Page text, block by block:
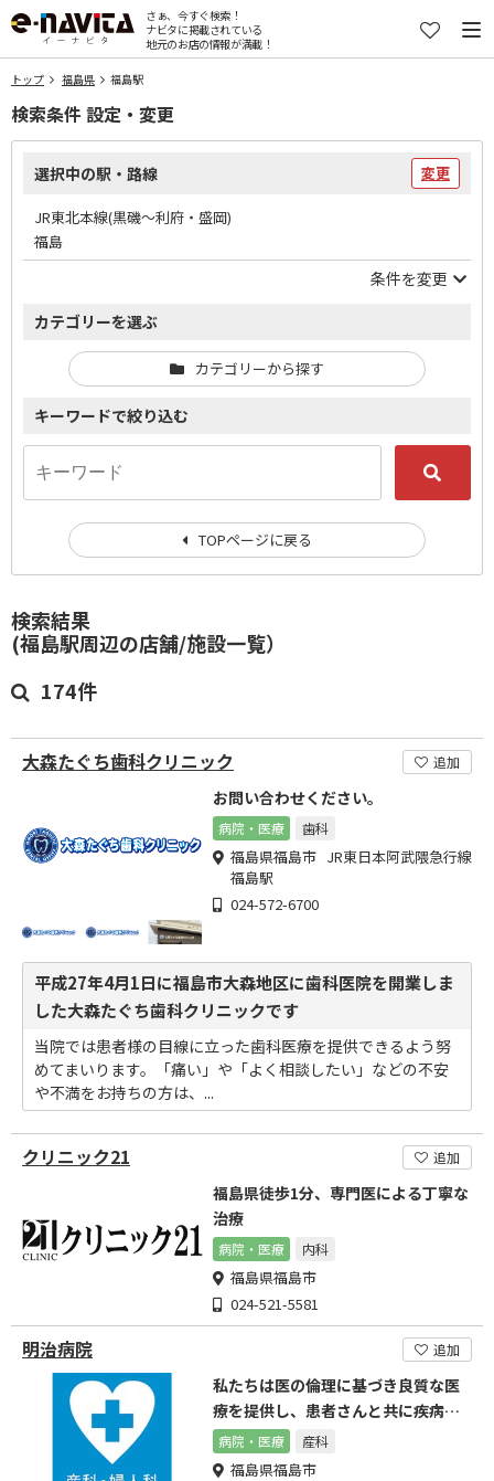
さぁ、今すぐ検索！
ナビタに掲載されている
地元のお店の情報が満載！
トップ 福島県 福島駅
検索結果
(福島駅周辺の店舗/施設一覧）
174件
大森たぐち歯科クリニック 追加
お問い合わせください。
病院・医療 歯科
福島県福島市 JR東日本阿武隈急行線
福島駅
024-572-6700
平成27年4月1日に福島市大森地区に歯科医院を開業しま
した大森たぐち歯科クリニックです
当院では患者様の目線に立った歯科医療を提供できるよう努
めてまいります。「痛い」や「よく相談したい」などの不安
や不満をお持ちの方は、...
クリニック21 追加
福島県徒歩1分、専門医による丁寧な
治療
病院・医療 内科
福島県福島市
024-521-5581
明治病院 追加
私たちは医の倫理に基づき良質な医
療を提供し、患者さんと共に疾病の
治療、健康の増進に努めます
病院・医療 産科
福島県福島市
検索条件 設定・変更
選択中の駅・路線 変更
JR東北本線(黒磯～利府・盛岡)
福島
条件を変更
カテゴリーを選ぶ
カテゴリーから探す
キーワードで絞り込む
TOPページに戻る